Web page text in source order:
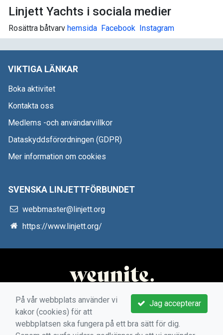
Linjett Yachts i sociala medier
Rosättra båtvarv hemsida Facebook Instagram
VIKTIGA LÄNKAR
Boka aktivitet
Kontakta oss
Medlems -och användarvillkor
Dataskyddsförordningen (GDPR)
Mer information om cookies
SVENSKA LINJETTFÖRBUNDET
webbmaster@linjett.org
https://www.linjett.org/
Jag accepterar
På vår webbplats använder vi
kakor (cookies) för att
webbplatsen ska fungera på ett bra sätt för dig.